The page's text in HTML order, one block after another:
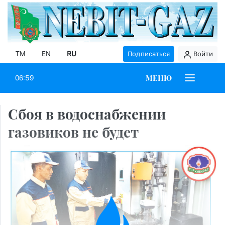
TM EN RU Подписаться Войти
06:59 МЕНЮ
Сбоя в водоснабжении
газовиков не будет